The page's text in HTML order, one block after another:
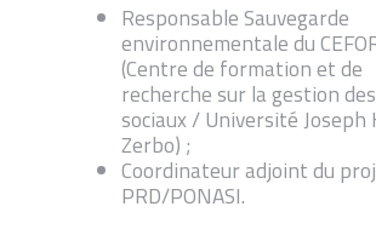
Responsable Sauvegarde
environnementale du
(Centre de formation et de
recherche sur la gestion
sociaux / Université Joseph
Zerbo) ;
Coordinateur adjoint du
PRD/PONASI.